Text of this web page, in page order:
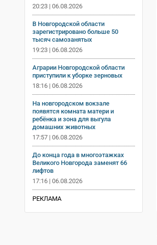
20:23 | 06.08.2026
В Новгородской области
зарегистрировано больше 50
тысяч самозанятых
19:23 | 06.08.2026
Аграрии Новгородской области
приступили к уборке зерновых
18:16 | 06.08.2026
На новгородском вокзале
появятся комната матери и
ребёнка и зона для выгула
домашних животных
17:57 | 06.08.2026
До конца года в многоэтажках
Великого Новгорода заменят 66
лифтов
17:16 | 06.08.2026
РЕКЛАМА